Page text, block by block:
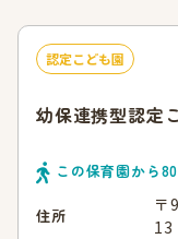
認定こども園
幼保連携型認定
この保育園から
住所
〒
13